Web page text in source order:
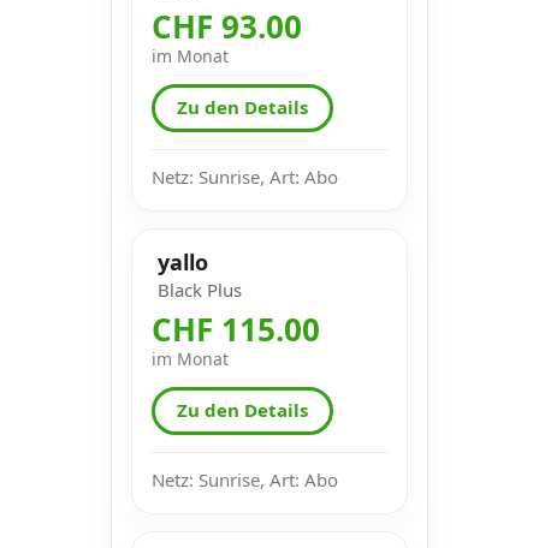
CHF 93.00
im Monat
Zu den Details
Netz: Sunrise, Art: Abo
yallo
Black Plus
CHF 115.00
im Monat
Zu den Details
Netz: Sunrise, Art: Abo